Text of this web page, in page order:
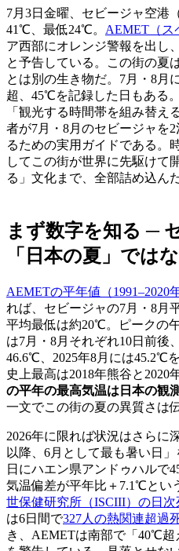
7月3日金曜、セビージャ空港
41℃、最低24℃。 AEMET（ス
ア西部にオレンジ警報を出し
と予告している。この街の夏
とは別の生き物だ。7月・8月
超、45℃を記録した日もある
「観光する時間帯を組み替え
者が7月・8月のセビージャを
るための実用ガイドである。
してこの街が世界に先駆けて
る」文化まで、全部詰め込んだ
まず数字を知る ─
「日本の夏」では
AEMETの平年値（1991–2020
れば、セビージャの7月・8月
平均最低は約20℃。ピークの
は7月・8月それぞれ10日前後
46.6℃、2025年8月には45.2℃
史上最高は2018年熊谷と2020
の平年の最高気温は日本の観
一文でこの街の夏の異質さは
2026年に限れば状況はさらに
以降、6月として最も暑い日
日にハエン県アンドゥハルで
気温偏差が平年比＋7.1℃とい
世保健研究所（ISCIII）の日次
は6日間で327人の熱関連超過
き、AEMETは南部で「40℃超